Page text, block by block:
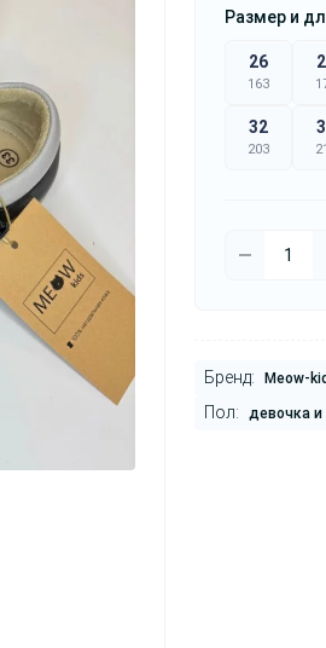
Размер и
26
163
32
203
Бренд: Meow-
Пол: девочка